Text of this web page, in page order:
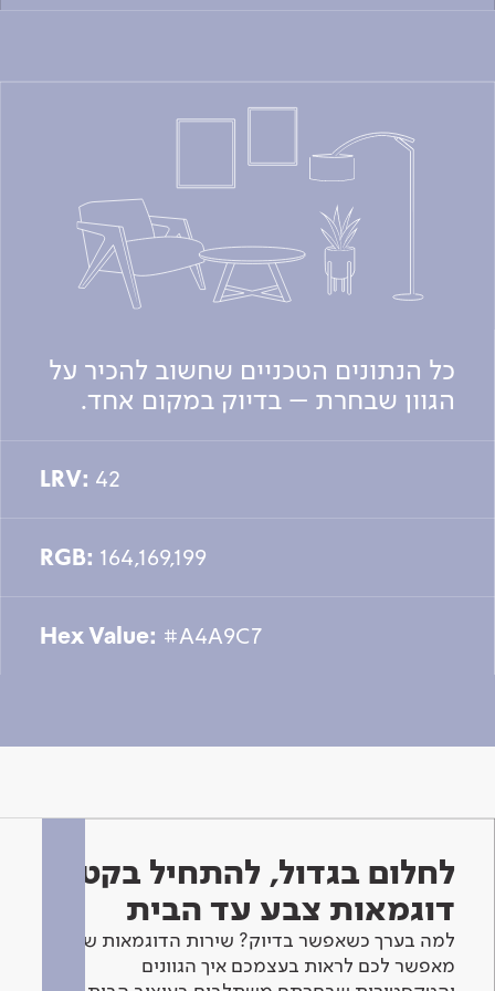
כל הנתונים הטכניים שחשוב להכיר על
הגוון שבחרת – בדיוק במקום אחד.
LRV: 42
RGB: 164,169,199
Hex Value: #A4A9C7
לחלום בגדול, להתחיל בקטן -
דוגמאות צבע עד הבית
למה בערך כשאפשר בדיוק? שירות הדוגמאות שלנו
מאפשר לכם לראות בעצמכם איך הגוונים